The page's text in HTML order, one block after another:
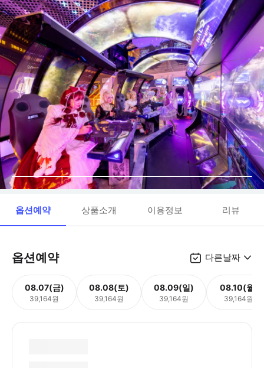
옵션예약 상품소개 이용정보 리뷰
옵션예약 다른날짜
08.07(금)
39,164원
08.08(토)
39,164원
08.09(일)
39,164원
08.10(월)
39,164원